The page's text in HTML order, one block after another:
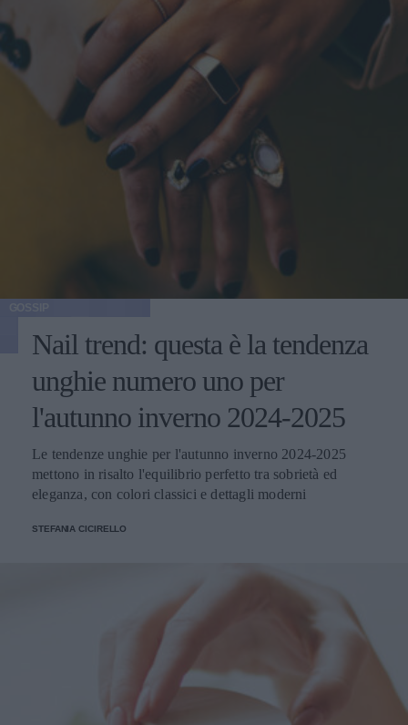
Nail trend: questa è la tendenza
unghie numero uno per
l'autunno inverno 2024-2025
Le tendenze unghie per l'autunno inverno 2024-2025
mettono in risalto l'equilibrio perfetto tra sobrietà ed
eleganza, con colori classici e dettagli moderni
STEFANIA CICIRELLO